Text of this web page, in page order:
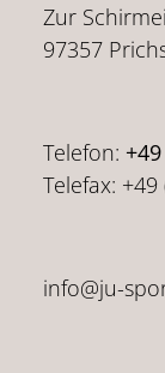
Zur
97357
Telefon:
Telefax:
info@ju-